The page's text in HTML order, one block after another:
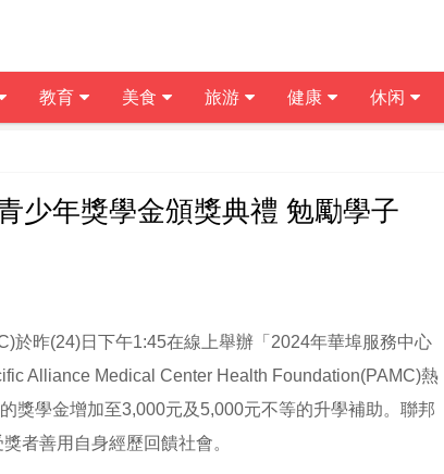
少年獎學金頒獎典禮 勉勵學子
於昨(24)日下午1:45在線上舉辦「2024年華埠服務中心
Alliance Medical Center Health Foundation(PAMC)熱
獎學金增加至3,000元及5,000元不等的升學補助。聯邦
者善用自身經歷回饋社會。
教育 美食 旅游 健康 休闲